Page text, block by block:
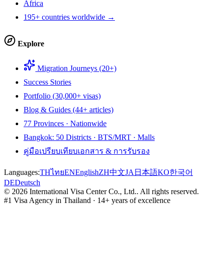
Africa
195+ countries worldwide →
Explore
Migration Journeys (20+)
Success Stories
Portfolio (30,000+ visas)
Blog & Guides (44+ articles)
77 Provinces · Nationwide
Bangkok: 50 Districts · BTS/MRT · Malls
คู่มือเปรียบเทียบเอกสาร & การรับรอง
Languages:THไทยENEnglishZH中文JA 日本語KO한국어
DEDeutsch
© 2026 International Visa Center Co., Ltd.. All rights reserved.
#1 Visa Agency in Thailand · 14+ years of excellence